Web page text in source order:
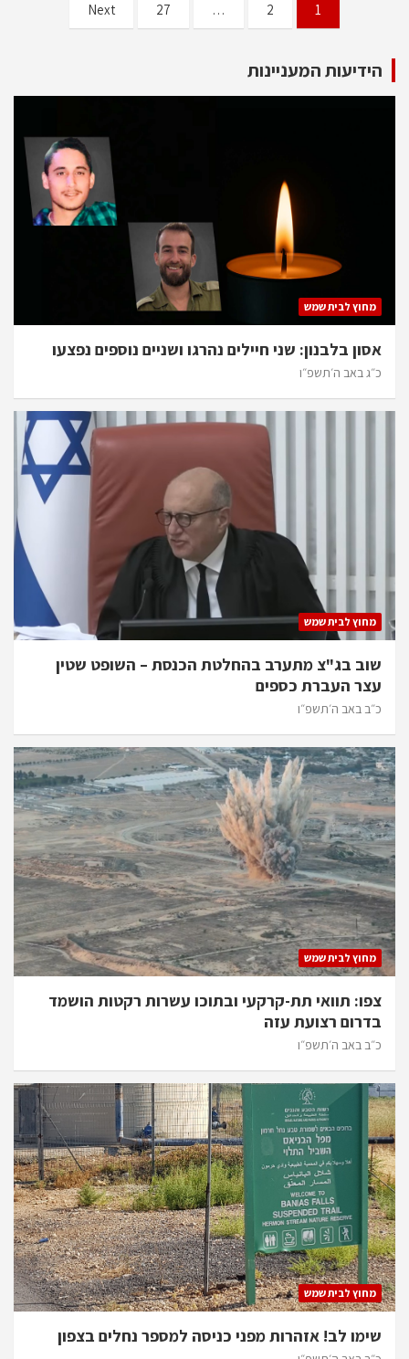
1
2
…
27
Next
הידיעות המעניינות
מחוץ לבית שמש
אסון בלבנון: שני חיילים נהרגו ושניים נוספים נפצעו
כ״ג באב ה׳תשפ״ו
מחוץ לבית שמש
שוב בג"צ מתערב בהחלטת הכנסת – השופט שטין
עצר העברת כספים
כ״ב באב ה׳תשפ״ו
מחוץ לבית שמש
צפו: תוואי תת-קרקעי ובתוכו עשרות רקטות הושמד
בדרום רצועת עזה
כ״ב באב ה׳תשפ״ו
מחוץ לבית שמש
שימו לב! אזהרות מפני כניסה למספר נחלים בצפון